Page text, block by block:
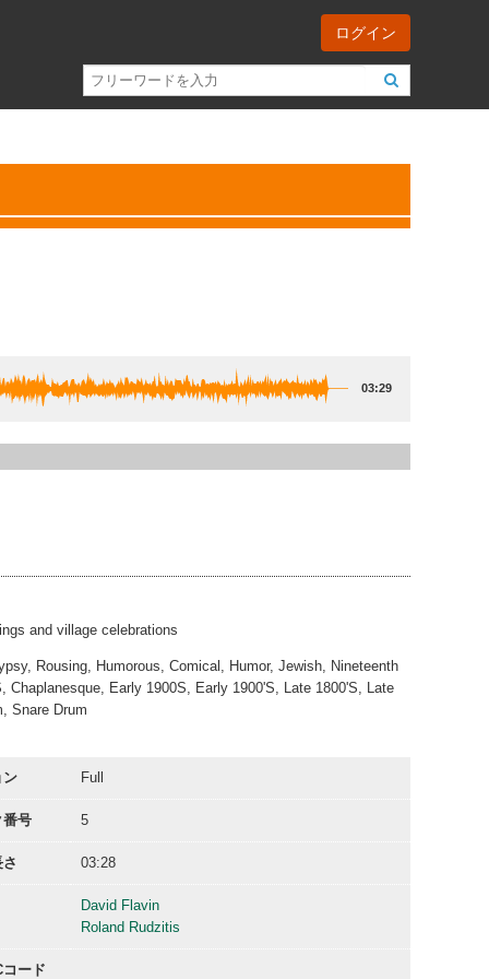
ログイン
03:29
and village celebrations
Rousing, Humorous, Comical, Humor, Jewish, Nineteenth
Early 1900S, Early 1900'S, Late 1800'S, Late
Snare Drum
ン Full
番号 5
03:28
David Flavin
Roland Rudzitis
ード